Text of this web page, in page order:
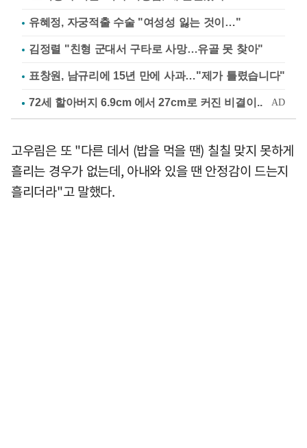
유혜정, 자궁적출 수술 "여성성 잃는 것이…"
김정렬 "친형 군대서 구타로 사망…유골 못 찾아"
표창원, 남규리에 15년 만에 사과…"제가 틀렸습니다"
고우림은 또 "다른 데서 (밥을 먹을 땐) 칠칠 맞지 못하게
흘리는 경우가 없는데, 아내와 있을 땐 안정감이 드는지
흘리더라"고 말했다.